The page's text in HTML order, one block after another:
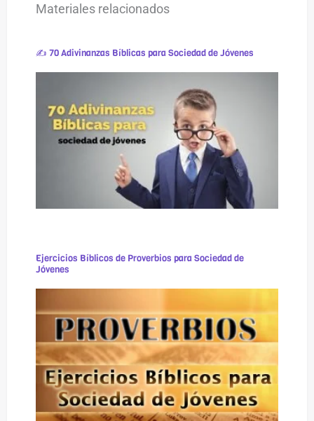
Materiales relacionados
✍ 70 Adivinanzas Bíblicas para Sociedad de Jóvenes
Ejercicios Bíblicos de Proverbios para Sociedad de
Jóvenes